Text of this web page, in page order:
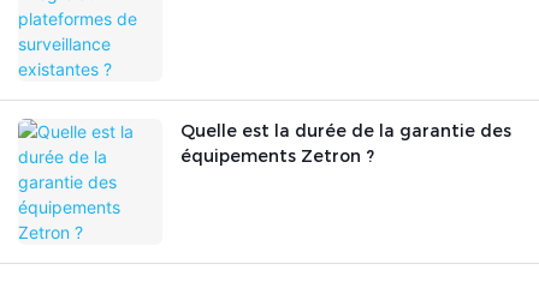
Quelle est la durée de la garantie des
équipements Zetron ?